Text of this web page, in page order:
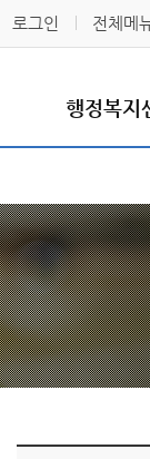
로그인 전체메
행정복지